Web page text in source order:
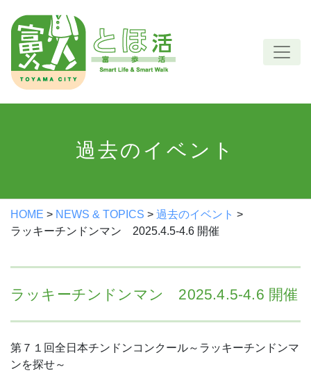
content
過去のイベント
HOME > NEWS & TOPICS > 過去のイベント >
ラッキーチンドンマン 2025.4.5-4.6 開催
ラッキーチンドンマン 2025.4.5-4.6 開催
第７１回全日本チンドンコンクール～ラッキーチンドンマ
ンを探せ～